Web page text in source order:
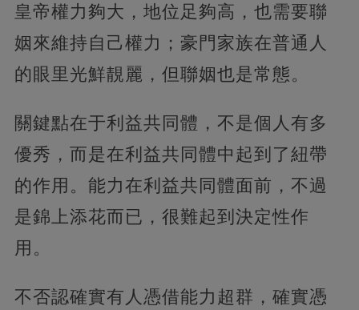
皇帝權力夠大，地位足夠高，也需要聯
姻來維持自己權力；豪門家族在普通人
的眼里光鮮靚麗，但聯姻也是常態。
關鍵點在于利益共同體，不是個人有多
優秀，而是在利益共同體中起到了紐帶
的作用。能力在利益共同體面前，不過
是錦上添花而已，很難起到決定性作
用。
不否認確實有人憑借能力超群，確實憑